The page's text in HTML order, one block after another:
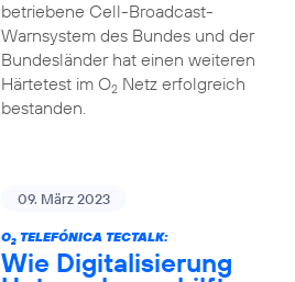
betriebene Cell-Broadcast-
Warnsystem des Bundes und der
Bundesländer hat einen weiteren
Härtetest im O2Netz erfolgreich
bestanden.
09. März 2023
O2TELEFÓNICA TECTALK:
Wie Digitalisierung